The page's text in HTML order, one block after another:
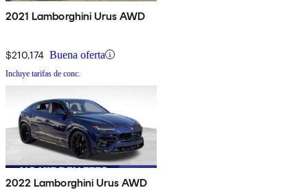
2021 Lamborghini Urus AWD
$210,174 Buena oferta
Incluye tarifas de conc.
2022 Lamborghini Urus AWD